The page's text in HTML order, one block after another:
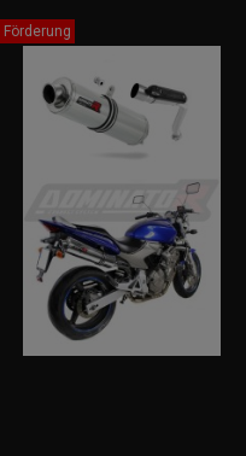
Förderung